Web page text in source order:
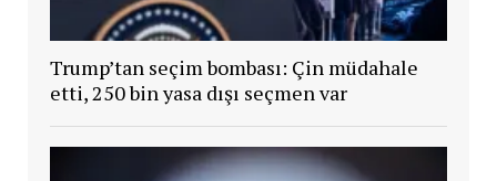
Trump’tan seçim bombası: Çin müdahale
etti, 250 bin yasa dışı seçmen var